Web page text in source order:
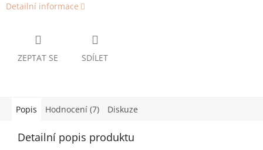
Detailní informace
ZEPTAT SE SDÍLET
Popis Hodnocení (7) Diskuze
Detailní popis produktu